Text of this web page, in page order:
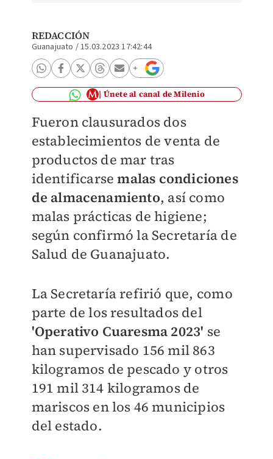
REDACCIÓN
Guanajuato /15.03.2023 17:42:44
Únete al canal de Milenio
Fueron clausurados dos
establecimientos de venta de
productos de mar tras
identificarsemalas condiciones
de almacenamiento, así como
malas prácticas de higiene;
según confirmó la Secretaría de
Salud de Guanajuato.
La Secretaría refirió que, como
parte de los resultados del
'Operativo Cuaresma 2023' se
han supervisado 156 mil 863
kilogramos de pescado y otros
191 mil 314 kilogramos de
mariscos en los 46 municipios
del estado.